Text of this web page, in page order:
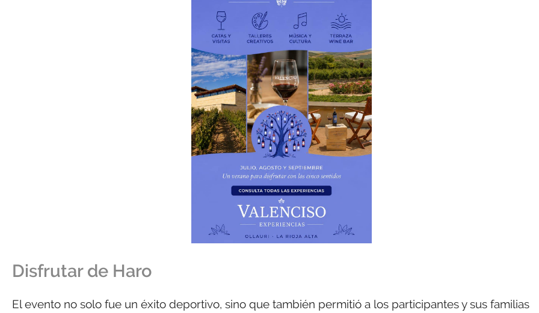
Disfrutar de Haro
El evento no solo fue un éxito deportivo, sino que también permitió a los participantes y sus familias